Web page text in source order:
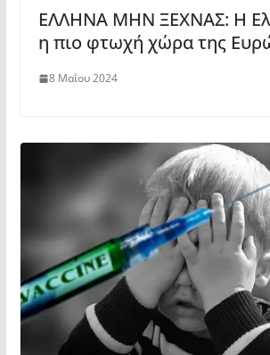
ΕΛΛΗΝΑ ΜΗΝ ΞΕΧΝΑΣ: Η
η πιο φτωχή χώρα της
8 Μαΐου 2024